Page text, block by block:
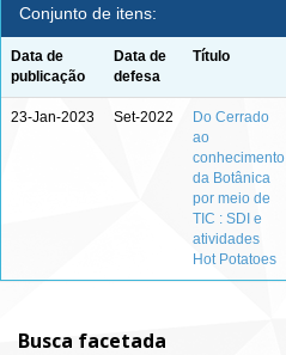
Conjunto de itens:
Data de
publicação
Data de
defesa
Título
23-Jan-2023 Set-2022
Do Cerrado
ao
conhecimento
da Botânica
por meio de
TIC : SDI e
atividades
Hot Potatoes
Busca facetada